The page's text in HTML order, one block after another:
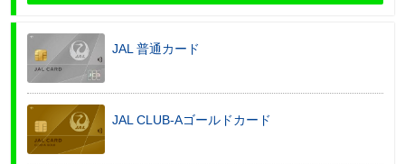
JAL 普通カード
JAL CLUB-Aゴールドカード